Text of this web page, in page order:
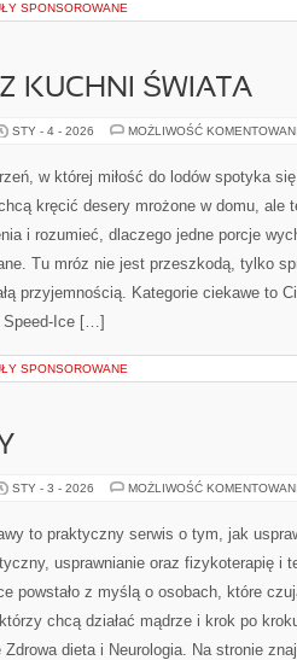
SPONSOROWANE
Z KUCHNI ŚWIATA
STY - 4 - 2026 MOŻLIWOŚĆ
w której miłość do lodów spotyka
kręcić desery mrożone w domu, ale
i rozumieć, dlaczego jedne porcje
Tu mróz nie jest przeszkodą, tylko
przyjemnością. Kategorie ciekawe to
Speed-Ice […]
SPONSOROWANE
STY - 3 - 2026 MOŻLIWOŚĆ
to praktyczny serwis o tym, jak
usprawnianie oraz fizykoterapię i
powstało z myślą o osobach, które
chcą działać mądrze i krok po
dieta i Neurologia. Na stronie